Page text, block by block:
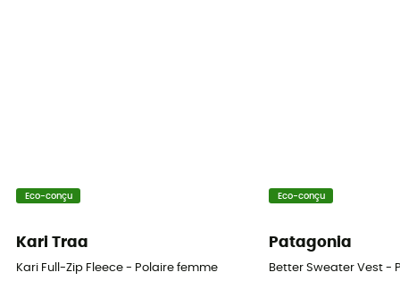
Eco-conçu
Kari Traa
Kari Full-Zip Fleece - Polaire femme
Eco-conçu
Patagonia
Better Sweater Vest -